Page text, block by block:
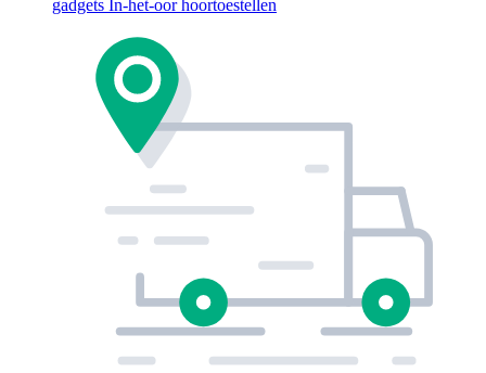
gadgets In-het-oor hoortoestellen